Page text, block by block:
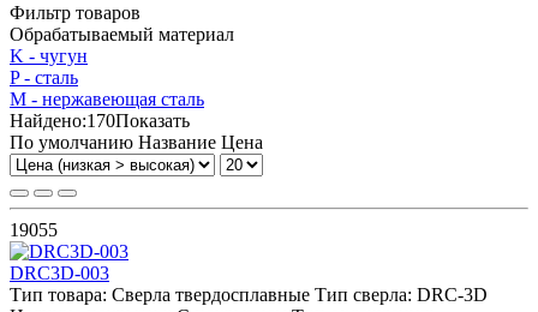
Фильтр товаров
Обрабатываемый материал
K - чугун
P - сталь
М - нержавеющая сталь
Найдено:170Показать
По умолчанию Название Цена
19055
DRC3D-003
Тип товара: Сверла твердосплавные Тип сверла: DRC-3D